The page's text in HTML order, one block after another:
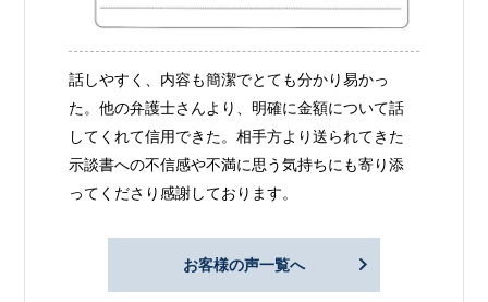
話しやすく、内容も簡潔でとても分かり易かっ
た。他の弁護士さんより、明確に金額について話
してくれて信用できた。相手方より送られてきた
示談書への不信感や不満に思う気持ちにも寄り添
ってくださり感謝しております。
お客様の声一覧へ